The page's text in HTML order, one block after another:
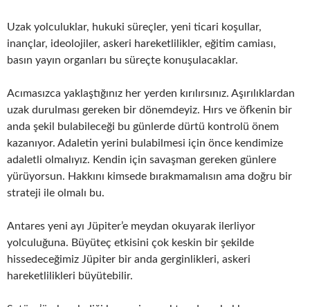
Uzak yolculuklar, hukuki süreçler, yeni ticari koşullar,
inançlar, ideolojiler, askeri hareketlilikler, eğitim camiası,
basın yayın organları bu süreçte konuşulacaklar.
Acımasızca yaklaştığınız her yerden kırılırsınız. Aşırılıklardan
uzak durulması gereken bir dönemdeyiz. Hırs ve öfkenin bir
anda şekil bulabileceği bu günlerde dürtü kontrolü önem
kazanıyor. Adaletin yerini bulabilmesi için önce kendimize
adaletli olmalıyız. Kendin için savaşman gereken günlere
yürüyorsun. Hakkını kimsede bırakmamalısın ama doğru bir
strateji ile olmalı bu.
Antares yeni ayı Jüpiter’e meydan okuyarak ilerliyor
yolculuğuna. Büyüteç etkisini çok keskin bir şekilde
hissedeceğimiz Jüpiter bir anda gerginlikleri, askeri
hareketlilikleri büyütebilir.